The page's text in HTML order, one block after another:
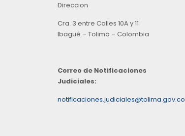
Direccion
Cra. 3 entre Calles 10A y 11
Ibagué – Tolima – Colombia
Correo de Notificaciones
Judiciales:
notificaciones.judiciales@tolima.gov.co